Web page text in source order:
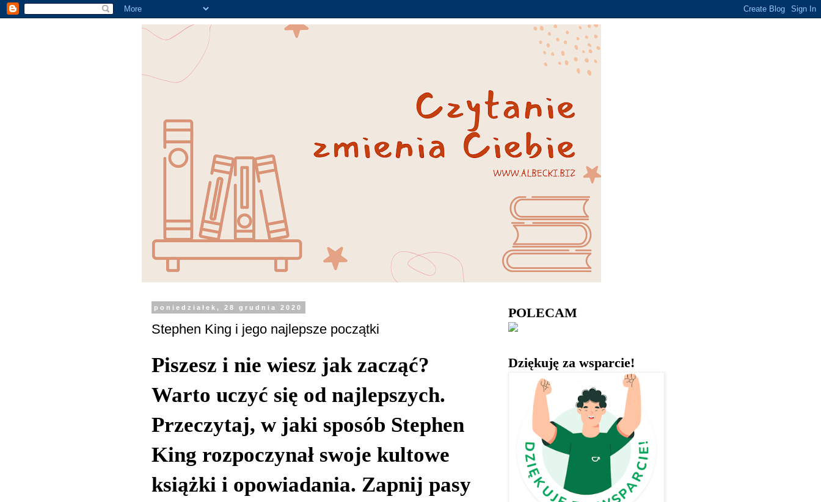
poniedziałek, 28 grudnia 2020
Stephen King i jego najlepsze początki
Piszesz i nie wiesz jak zacząć?
Warto uczyć się od najlepszych.
Przeczytaj, w jaki sposób Stephen
King rozpoczynał swoje kultowe
książki i opowiadania. Zapnij pasy
POLECAM
Dziękuję za wsparcie!